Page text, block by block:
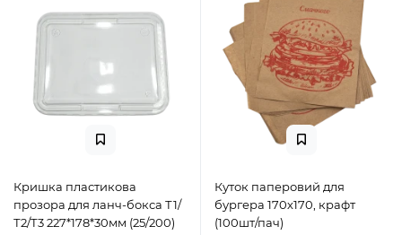
Кришка пластикова
прозора для ланч-бокса Т1/
Т2/Т3 227*178*30мм (25/200)
Куток паперовий для
бургера 170х170, крафт
(100шт/пач)